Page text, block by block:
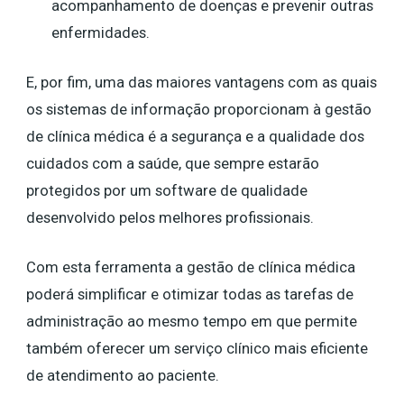
acompanhamento de doenças e prevenir outras
enfermidades.
E, por fim, uma das maiores vantagens com as quais
os sistemas de informação proporcionam à gestão
de clínica médica é a segurança e a qualidade dos
cuidados com a saúde, que sempre estarão
protegidos por um software de qualidade
desenvolvido pelos melhores profissionais.
Com esta ferramenta a gestão de clínica médica
poderá simplificar e otimizar todas as tarefas de
administração ao mesmo tempo em que permite
também oferecer um serviço clínico mais eficiente
de atendimento ao paciente.